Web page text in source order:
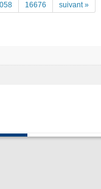
16676 suivant »